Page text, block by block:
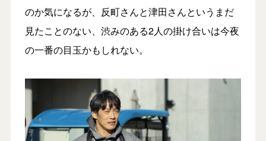
のか気になるが、反町さんと津田さんというまだ
見たことのない、渋みのある2人の掛け合いは今夜
の一番の目玉かもしれない。